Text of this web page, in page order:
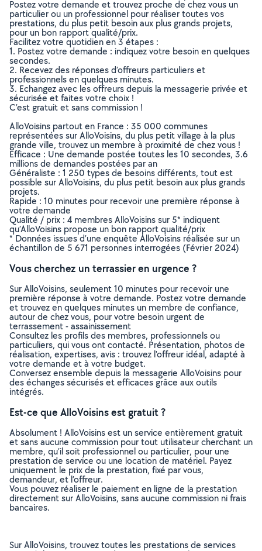
Postez votre demande et trouvez proche de chez vous un
particulier ou un professionnel pour réaliser toutes vos
prestations, du plus petit besoin aux plus grands projets,
pour un bon rapport qualité/prix.
Facilitez votre quotidien en 3 étapes :
1. Postez votre demande : indiquez votre besoin en quelques
secondes.
2. Recevez des réponses d’offreurs particuliers et
professionnels en quelques minutes.
3. Echangez avec les offreurs depuis la messagerie privée et
sécurisée et faites votre choix !
C’est gratuit et sans commission !
AlloVoisins partout en France : 35 000 communes
représentées sur AlloVoisins, du plus petit village à la plus
grande ville, trouvez un membre à proximité de chez vous !
Efficace : Une demande postée toutes les 10 secondes, 3.6
millions de demandes postées par an
Généraliste : 1 250 types de besoins différents, tout est
possible sur AlloVoisins, du plus petit besoin aux plus grands
projets.
Rapide : 10 minutes pour recevoir une première réponse à
votre demande
Qualité / prix : 4 membres AlloVoisins sur 5* indiquent
qu’AlloVoisins propose un bon rapport qualité/prix
* Données issues d’une enquête AlloVoisins réalisée sur un
échantillon de 5 671 personnes interrogées (Février 2024)
Vous cherchez un terrassier en urgence ?
Sur AlloVoisins, seulement 10 minutes pour recevoir une
première réponse à votre demande. Postez votre demande
et trouvez en quelques minutes un membre de confiance,
autour de chez vous, pour votre besoin urgent de
terrassement - assainissement
Consultez les profils des membres, professionnels ou
particuliers, qui vous ont contacté. Présentation, photos de
réalisation, expertises, avis : trouvez l'offreur idéal, adapté à
votre demande et à votre budget.
Conversez ensemble depuis la messagerie AlloVoisins pour
des échanges sécurisés et efficaces grâce aux outils
intégrés.
Est-ce que AlloVoisins est gratuit ?
Absolument ! AlloVoisins est un service entièrement gratuit
et sans aucune commission pour tout utilisateur cherchant un
membre, qu’il soit professionnel ou particulier, pour une
prestation de service ou une location de matériel. Payez
uniquement le prix de la prestation, fixé par vous,
demandeur, et l’offreur.
Vous pouvez réaliser le paiement en ligne de la prestation
directement sur AlloVoisins, sans aucune commission ni frais
bancaires.
Sur AlloVoisins, trouvez toutes les prestations de services